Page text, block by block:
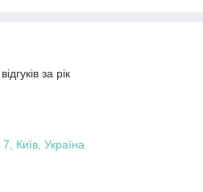
за рік
Київ, Україна